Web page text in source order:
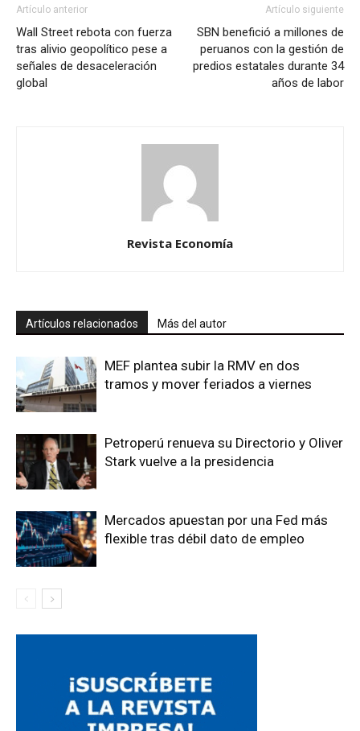
Artículo anterior
Wall Street rebota con fuerza
tras alivio geopolítico pese a
señales de desaceleración
global
Artículo siguiente
SBN benefició a millones de
peruanos con la gestión de
predios estatales durante 34
años de labor
Revista Economía
Artículos relacionados Más del autor
MEF plantea subir la RMV en dos
tramos y mover feriados a viernes
Petroperú renueva su Directorio y Oliver
Stark vuelve a la presidencia
Mercados apuestan por una Fed más
flexible tras débil dato de empleo